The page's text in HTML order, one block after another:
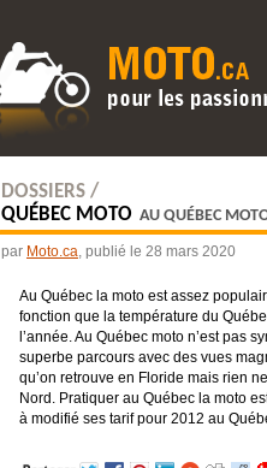
DOSSIERS /
QUÉBEC MOTO AU QUÉBEC
par Moto.ca , publié le 28 mars 2020
Au Québec la moto est assez
fonction que la température du
l’année. Au Québec moto n’est pas
superbe parcours avec des vues
qu’on retrouve en Floride mais rien
Nord. Pratiquer au Québec la moto
à modifié ses tarif pour 2012 au